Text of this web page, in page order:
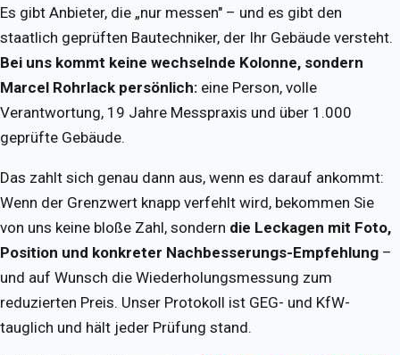
Es gibt Anbieter, die „nur messen" – und es gibt den
staatlich geprüften Bautechniker, der Ihr Gebäude versteht.
Bei uns kommt keine wechselnde Kolonne, sondern
Marcel Rohrlack persönlich: eine Person, volle
Verantwortung, 19 Jahre Messpraxis und über 1.000
geprüfte Gebäude.
Das zahlt sich genau dann aus, wenn es darauf ankommt:
Wenn der Grenzwert knapp verfehlt wird, bekommen Sie
von uns keine bloße Zahl, sondern die Leckagen mit Foto,
Position und konkreter Nachbesserungs-Empfehlung –
und auf Wunsch die Wiederholungsmessung zum
reduzierten Preis. Unser Protokoll ist GEG- und KfW-
tauglich und hält jeder Prüfung stand.